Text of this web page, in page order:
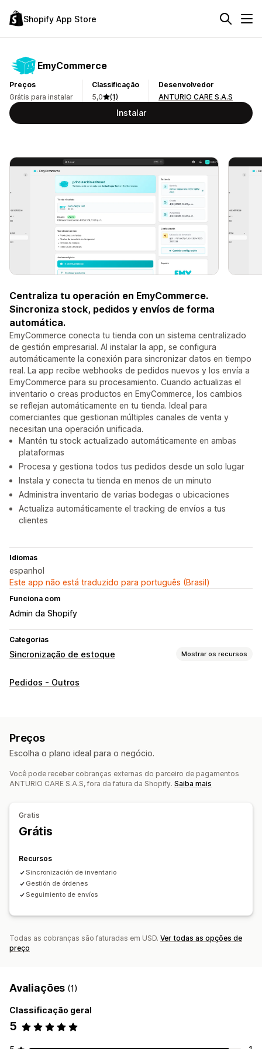
Shopify App Store
EmyCommerce
Preços
Grátis para instalar
Classificação
5,0
(1)
Desenvolvedor
ANTURIO CARE S.A.S
Instalar
Centraliza tu operación en EmyCommerce.
Sincroniza stock, pedidos y envíos de forma
automática.
EmyCommerce conecta tu tienda con un sistema centralizado
de gestión empresarial. Al instalar la app, se configura
automáticamente la conexión para sincronizar datos en tiempo
real. La app recibe webhooks de pedidos nuevos y los envía a
EmyCommerce para su procesamiento. Cuando actualizas el
inventario o creas productos en EmyCommerce, los cambios
se reflejan automáticamente en tu tienda. Ideal para
comerciantes que gestionan múltiples canales de venta y
necesitan una operación unificada.
Mantén tu stock actualizado automáticamente en ambas
plataformas
Procesa y gestiona todos tus pedidos desde un solo lugar
Instala y conecta tu tienda en menos de un minuto
Administra inventario de varias bodegas o ubicaciones
Actualiza automáticamente el tracking de envíos a tus
clientes
Idiomas
espanhol
Este app não está traduzido para português (Brasil)
Funciona com
Admin da Shopify
Categorias
Sincronização de estoque Mostrar os recursos
Tipo de sincronização
Status em tempo real
Pedidos - Outros
Preços
Escolha o plano ideal para o negócio.
Você pode receber cobranças externas do parceiro de pagamentos
ANTURIO CARE S.A.S, fora da fatura da Shopify. Saiba mais
Gratis
Grátis
Recursos
Sincronización de inventario
Gestión de órdenes
Seguimiento de envíos
Todas as cobranças são faturadas em USD. Ver todas as opções de
preço
Avaliações (1)
Classificação geral
5